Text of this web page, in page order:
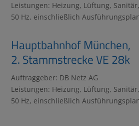
Leistungen: Heizung, Lüftung,
50 Hz, einschließlich
Hauptbahnhof München,
2. Stammstrecke VE 28k
Auftraggeber: DB Netz AG
Leistungen: Heizung, Lüftung,
50 Hz, einschließlich